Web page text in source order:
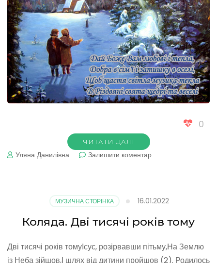
0
ЧИТАТИ ДАЛІ
Уляна Данилівна Залишити коментардо
МУЗИЧНА СТОРІНКА 16.01.2022
Коляда. Дві тисячі років тому
Дві тисячі років томуІсус, розірвавши пітьму,На Землю
із Неба зійшов,І шлях від дитини пройшов (2). Родилось